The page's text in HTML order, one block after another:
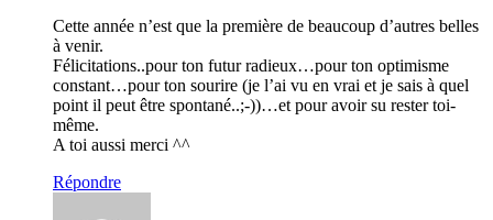
Cette année n’est que la première de beaucoup d’autres belles
à venir.
Félicitations..pour ton futur radieux…pour ton optimisme
constant…pour ton sourire (je l’ai vu en vrai et je sais à quel
point il peut être spontané..;-))…et pour avoir su rester toi-
même.
A toi aussi merci ^^
Répondre